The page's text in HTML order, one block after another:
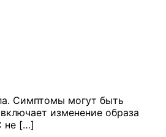
Симптомы могут быть
изменение образа
не […]